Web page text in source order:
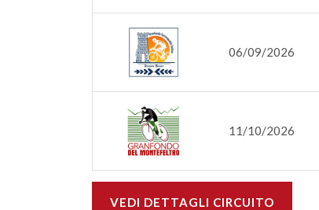
06/09/2026
11/10/2026
VEDI DETTAGLI CIRCUITO